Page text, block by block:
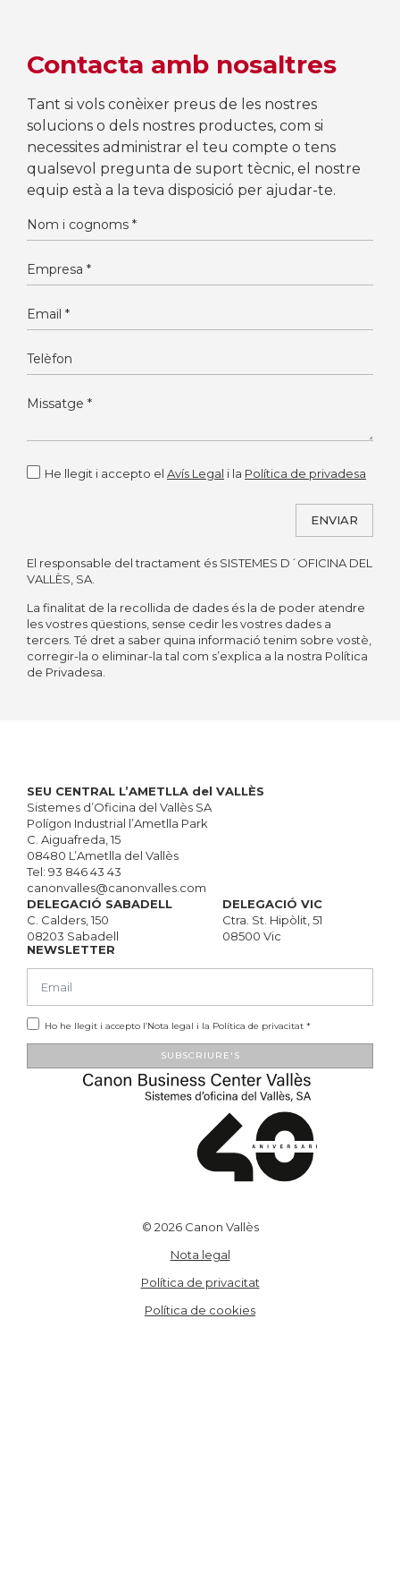
Contacta amb nosaltres
Tant si vols conèixer preus de les nostres
solucions o dels nostres productes, com si
necessites administrar el teu compte o tens
qualsevol pregunta de suport tècnic, el nostre
equip està a la teva disposició per ajudar-te.
He llegit i accepto el Avís Legal i la Política de privadesa
ENVIAR
Alternative:
El responsable del tractament és SISTEMES D´OFICINA DEL
VALLÈS, SA.
La finalitat de la recollida de dades és la de poder atendre
les vostres qüestions, sense cedir les vostres dades a
tercers. Té dret a saber quina informació tenim sobre vostè,
corregir-la o eliminar-la tal com s’explica a la nostra Política
de Privadesa.
SEU CENTRAL L’AMETLLA del VALLÈS
Sistemes d’Oficina del Vallès SA
Polígon Industrial l’Ametlla Park
C. Aiguafreda, 15
08480 L’Ametlla del Vallès
Tel: 93 846 43 43
canonvalles@canonvalles.com
DELEGACIÓ SABADELL
C. Calders, 150
08203 Sabadell
DELEGACIÓ VIC
Ctra. St. Hipòlit, 51
08500 Vic
NEWSLETTER
Ho he llegit i accepto l’Nota legal i la Política de privacitat *
SUBSCRIURE'S
Alternative:
© 2026 Canon Vallès
Nota legal
Política de privacitat
Política de cookies